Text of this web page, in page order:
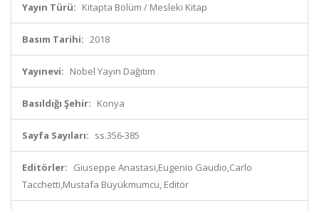
Yayın Türü: Kitapta Bölüm / Mesleki Kitap
Basım Tarihi: 2018
Yayınevi: Nobel Yayın Dağıtım
Basıldığı Şehir: Konya
Sayfa Sayıları: ss.356-385
Editörler: Giuseppe Anastasi,Eugenio Gaudio,Carlo
Tacchetti,Mustafa Büyükmumcu, Editör